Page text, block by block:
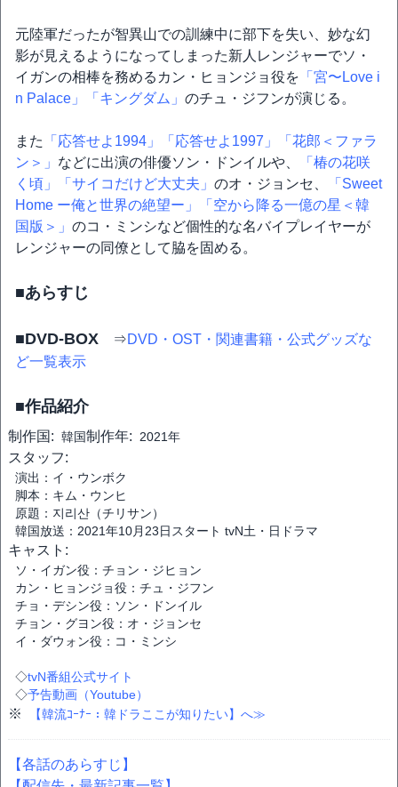
元陸軍だったが智異山での訓練中に部下を失い、妙な幻
影が見えるようになってしまった新人レンジャーでソ・
イガンの相棒を務めるカン・ヒョンジョ役を 「宮〜Love i
n Palace」
「キングダム」 のチュ・ジフンが演じる。
また 「応答せよ1994」 「応答せよ1997」
「花郎＜ファラ
ン＞」 などに出演の俳優ソン・ドンイルや、
「椿の花咲
く頃」
「サイコだけど大丈夫」 のオ・ジョンセ、
「Sweet
Home ー俺と世界の絶望ー」
「空から降る一億の星＜韓
国版＞」 のコ・ミンシなど個性的な名バイプレイヤーが
レンジャーの同僚として脇を固める。
■あらすじ
■DVD-BOX ⇒DVD・OST・関連書籍・公式グッズな
ど一覧表示
■作品紹介
制作国: 韓国制作年: 2021年
スタッフ:
演出：イ・ウンボク
脚本：キム・ウンヒ
原題：지리산（チリサン）
韓国放送：2021年10月23日スタート tvN土・日ドラマ
キャスト:
ソ・イガン役：チョン・ジヒョン
カン・ヒョンジョ役：チュ・ジフン
チョ・デシン役：ソン・ドンイル
チョン・グヨン役：オ・ジョンセ
イ・ダウォン役：コ・ミンシ
◇tvN番組公式サイト
◇予告動画（Youtube）
※ 【韓流ｺｰﾅｰ：韓ドラここが知りたい】へ≫
【各話のあらすじ】